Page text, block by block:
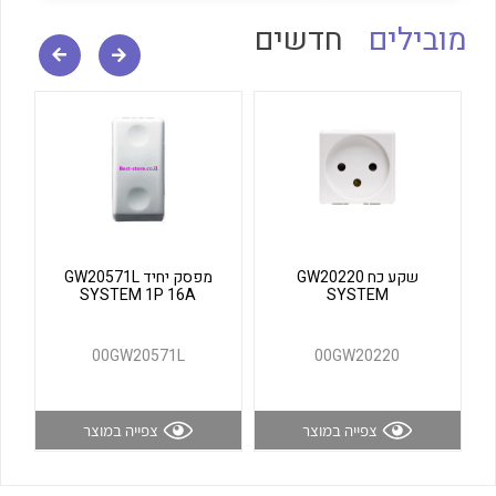
לכל מוצרי היצרן לכל מוצרי היצרן
מובילים חדשים
שקע כח GW20220
SYSTEM
00GW20220
צפייה במוצר
מפסק יחיד GW20571L
SYSTEM 1P 16A
00GW20571L
צפייה במוצר